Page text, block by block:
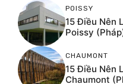
POISSY
15 Điều Nên
Poissy
CHAUMONT
15 Điều Nên
Chaumont